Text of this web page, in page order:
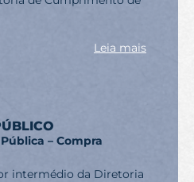
Leia mais
– Compra
intermédio da Diretoria